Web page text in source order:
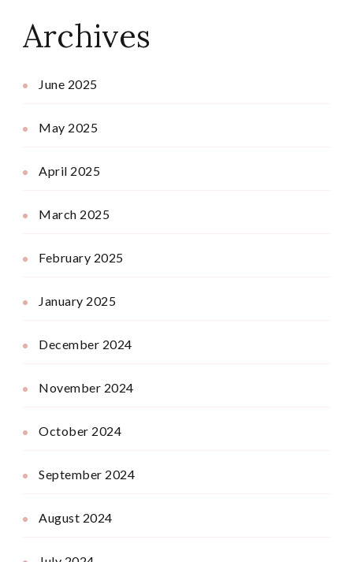
Archives
June 2025
May 2025
April 2025
March 2025
February 2025
January 2025
December 2024
November 2024
October 2024
September 2024
August 2024